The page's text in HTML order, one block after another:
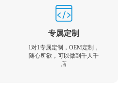
专属定制
1对1专属定制，OEM定制，
随心所欲，可以做到千人千
店